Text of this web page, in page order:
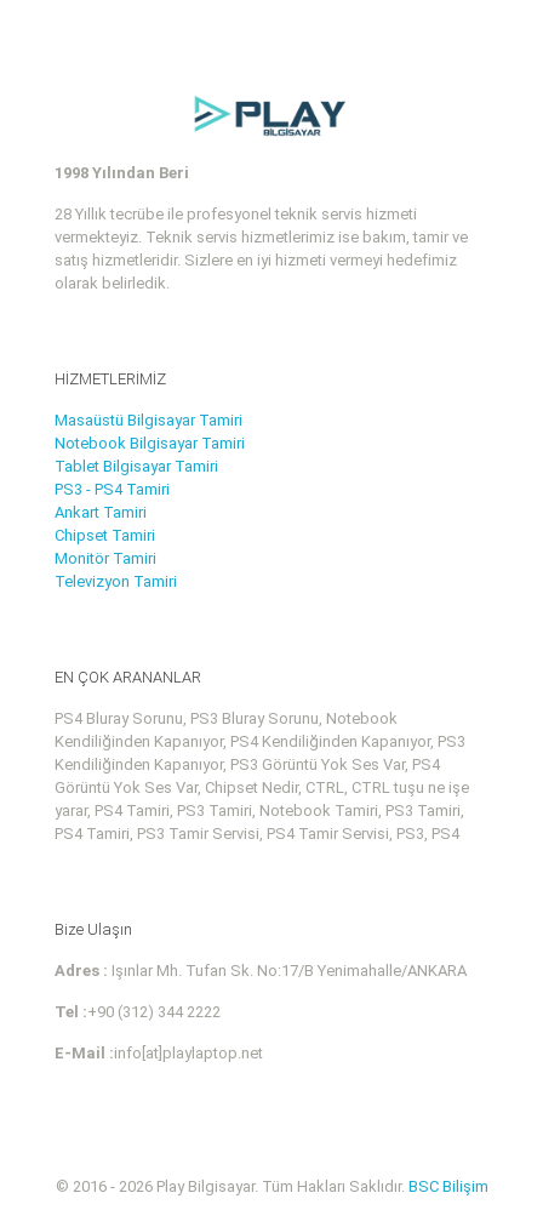
1998 Yılından Beri
28 Yıllık tecrübe ile profesyonel teknik servis hizmeti
vermekteyiz. Teknik servis hizmetlerimiz ise bakım, tamir ve
satış hizmetleridir. Sizlere en iyi hizmeti vermeyi hedefimiz
olarak belirledik.
HİZMETLERİMİZ
Masaüstü Bilgisayar Tamiri
Notebook Bilgisayar Tamiri
Tablet Bilgisayar Tamiri
PS3 - PS4 Tamiri
Ankart Tamiri
Chipset Tamiri
Monitör Tamiri
Televizyon Tamiri
EN ÇOK ARANANLAR
PS4 Bluray Sorunu, PS3 Bluray Sorunu, Notebook
Kendiliğinden Kapanıyor, PS4 Kendiliğinden Kapanıyor, PS3
Kendiliğinden Kapanıyor, PS3 Görüntü Yok Ses Var, PS4
Görüntü Yok Ses Var, Chipset Nedir, CTRL, CTRL tuşu ne işe
yarar, PS4 Tamiri, PS3 Tamiri, Notebook Tamiri, PS3 Tamiri,
PS4 Tamiri, PS3 Tamir Servisi, PS4 Tamir Servisi, PS3, PS4
Bize Ulaşın
Adres : Işınlar Mh. Tufan Sk. No:17/B Yenimahalle/ANKARA
Tel :+90 (312) 344 2222
E-Mail :info[at]playlaptop.net
© 2016 - 2026 Play Bilgisayar. Tüm Hakları Saklıdır. BSC Bilişim